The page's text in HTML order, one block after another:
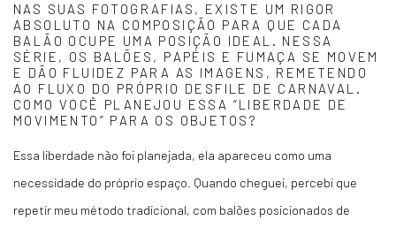
NAS SUAS FOTOGRAFIAS, EXISTE UM RIGOR
ABSOLUTO NA COMPOSIÇÃO PARA QUE CADA
BALÃO OCUPE UMA POSIÇÃO IDEAL. NESSA
SÉRIE, OS BALÕES, PAPÉIS E FUMAÇA SE MOVEM
E DÃO FLUIDEZ PARA AS IMAGENS, REMETENDO
AO FLUXO DO PRÓPRIO DESFILE DE CARNAVAL.
COMO VOCÊ PLANEJOU ESSA “LIBERDADE DE
MOVIMENTO” PARA OS OBJETOS?
Essa liberdade não foi planejada, ela apareceu como uma
necessidade do próprio espaço. Quando cheguei, percebi que
repetir meu método tradicional, com balões posicionados de